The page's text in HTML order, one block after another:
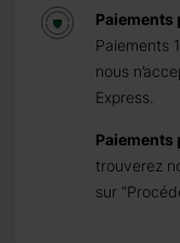
Paiements
Paiements
nous
Express.
Paiements
trouverez
sur